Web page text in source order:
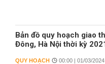
Bản đồ quy hoạch giao
Đông, Hà Nội thời kỳ
QUY HOẠCH 00:00 | 01/03/2024